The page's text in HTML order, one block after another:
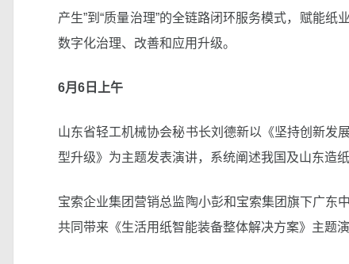
产生”到“质量治理”的全链路闭环服务模式，赋能
数字化治理、改善和应用升级。
6月6日上午
山东省轻工机械协会秘书长刘德新以《坚持创新发
型升级》为主题发表演讲，系统阐述我国及山东造
宝索企业集团营销总监陶小彭和宝索集团旗下广东
共同带来《生活用纸智能装备整体解决方案》主题演